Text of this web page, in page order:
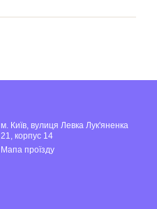
м. Київ, вулиця Левка Лук'яненка
21, корпус 14
Мапа проїзду